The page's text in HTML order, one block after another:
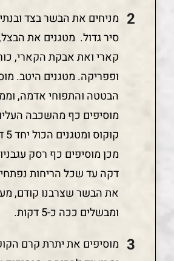
מניחים את הבשר בצד
סיר גדול. מטגנים את
קארי ואת אבקת הקארי,
ופפריקה. מטגנים היטב.
הבטטה והתפוחי אדמה,
מוסיפים כף מהשכבה
מכן מוסיפים כף רסק
דקה עד שכל הריחות
את הבשר שצרבנו קודם,
ומבשלים ככה כ-5 דקות.
מוסיפים את יתרת קרם